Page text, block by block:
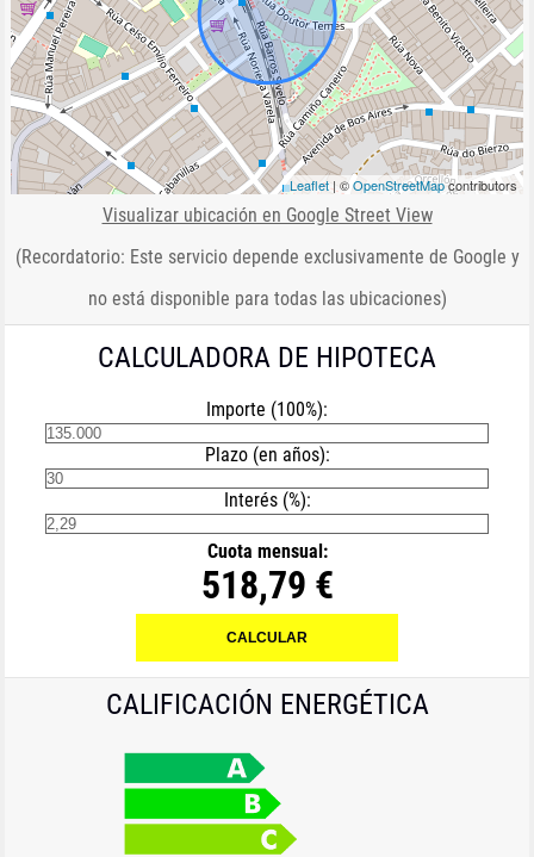
Leaflet| ©OpenStreetMapcontributors
Visualizar ubicación en Google Street View
(Recordatorio: Este servicio depende exclusivamente de Google y
no está disponible para todas las ubicaciones)
CALCULADORA DE HIPOTECA
Importe (100%):
Plazo (en años):
Interés (%):
Cuota mensual:
518,79 €
CALIFICACIÓN ENERGÉTICA